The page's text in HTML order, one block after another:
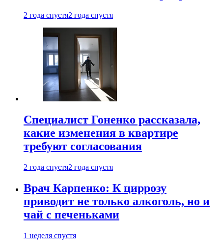
2 года спустя2 года спустя
Специалист Гоненко рассказала,
какие изменения в квартире
требуют согласования
2 года спустя2 года спустя
Врач Карпенко: К циррозу
приводит не только алкоголь, но и
чай с печеньками
1 неделя спустя